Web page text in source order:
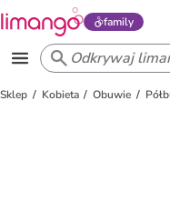
family
Sklep Kobieta Obuwie